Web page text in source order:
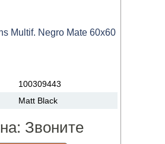
Multif. Negro Mate 60x60
100309443
Matt Black
Звоните